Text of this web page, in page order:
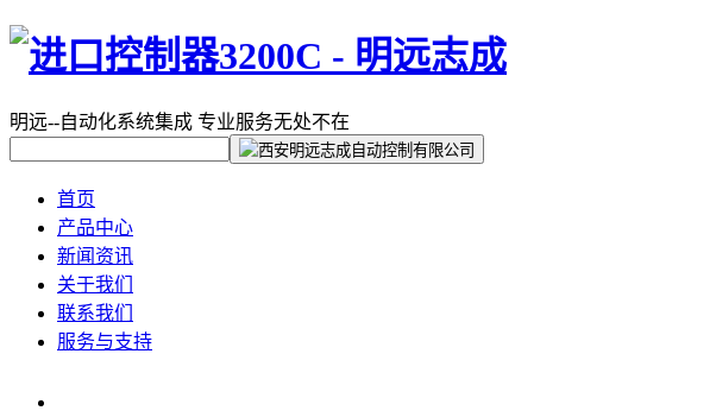
明远--自动化系统集成 专业服务无处不在
首页
产品中心
新闻资讯
关于我们
联系我们
服务与支持